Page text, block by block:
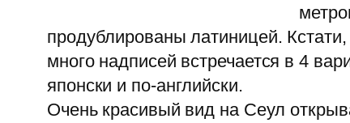
продублированы латиницей.
много надписей встречается в 4
японски и по-английски.
Очень красивый вид на Сеул